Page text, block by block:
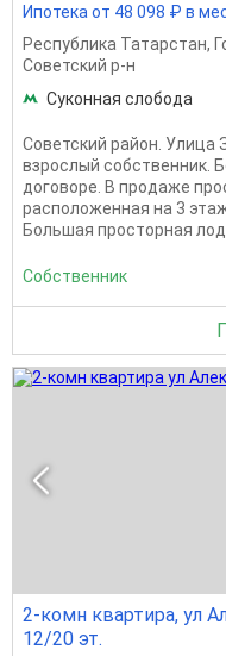
Ипотека от 48 098 ₽ в
Республика Татарстан,
Советский р-н
Суконная слобода
Советский район. Улица
взрослый собственник.
договоре. В продаже
расположенная на 3
Большая просторная
Собственник
2-комн квартира, ул
12/20 эт.